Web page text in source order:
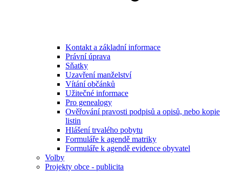
Kontakt a základní informace
Právní úprava
Sňatky
Uzavření manželství
Vítání občánků
Užitečné informace
Pro genealogy
Ověřování pravosti podpisů a opisů, nebo kopie
listin
Hlášení trvalého pobytu
Formuláře k agendě matriky
Formuláře k agendě evidence obyvatel
Volby
Projekty obce - publicita